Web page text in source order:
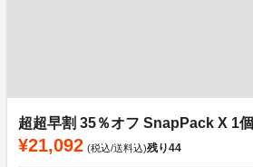
超超早割 35％オフ SnapPack X 1個
¥21,092 (税込/送料込)残り44